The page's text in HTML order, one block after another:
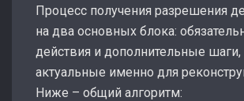
Процесс получения разрешения
на два основных блока:
действия и дополнительные шаги,
актуальные именно для
Ниже – общий алгоритм: